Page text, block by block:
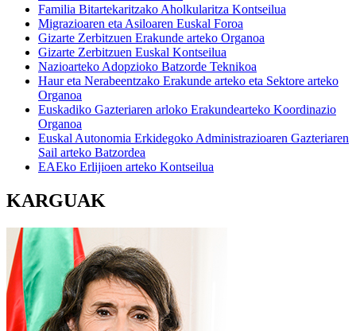
Familia Bitartekaritzako Aholkularitza Kontseilua
Migrazioaren eta Asiloaren Euskal Foroa
Gizarte Zerbitzuen Erakunde arteko Organoa
Gizarte Zerbitzuen Euskal Kontseilua
Nazioarteko Adopzioko Batzorde Teknikoa
Haur eta Nerabeentzako Erakunde arteko eta Sektore arteko
Organoa
Euskadiko Gazteriaren arloko Erakundearteko Koordinazio
Organoa
Euskal Autonomia Erkidegoko Administrazioaren Gazteriaren
Sail arteko Batzordea
EAEko Erlijioen arteko Kontseilua
KARGUAK